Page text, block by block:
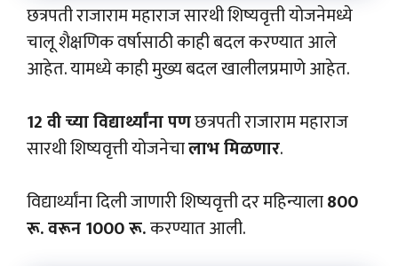
छत्रपती राजाराम महाराज सारथी शिष्यवृत्ती योजनेमध्ये
चालू शैक्षणिक वर्षासाठी काही बदल करण्यात आले
आहेत. यामध्ये काही मुख्य बदल खालीलप्रमाणे आहेत.
12 वी च्या विद्यार्थ्यांना पणछत्रपती राजाराम महाराज
सारथी शिष्यवृत्ती योजनेचालाभ मिळणार.
विद्यार्थ्यांना दिली जाणारी शिष्यवृत्ती दर महिन्याला800
रू. वरून 1000 रू.करण्यात आली.